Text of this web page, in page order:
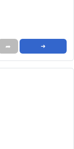
➦ ➜